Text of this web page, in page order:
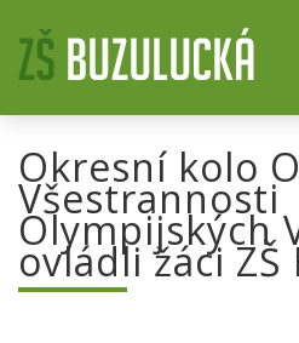
Okresní kolo
Všestrannosti
Olympijských
ovládli žáci ZŠ